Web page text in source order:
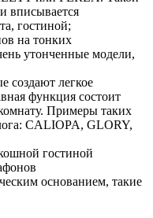
вписывается
гостиной;
на тонких
утонченные модели,
создают легкое
функция состоит
Примеры таких
CALIOPA, GLORY,
гостиной
основанием, такие